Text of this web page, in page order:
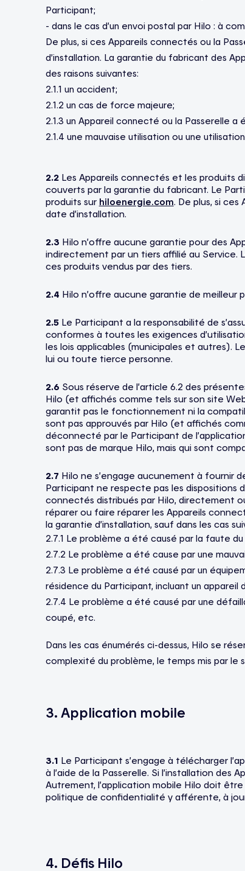
Participant;
- dans le cas d’un envoi postal par Hilo : à
De plus, si ces Appareils connectés ou la
d’installation. La garantie du fabricant des
des raisons suivantes:
2.1.1 un accident;
2.1.2 un cas de force majeure;
2.1.3 un Appareil connecté ou la Passerelle a
2.1.4 une mauvaise utilisation ou une
2.2Les Appareils connectés et les produits
couverts par la garantie du fabricant. Le
produits sur hiloenergie.com. De plus, si
date d’installation.
2.3 Hilo n’offre aucune garantie pour des
indirectement par un tiers affilié au Service.
ces produits vendus par des tiers.
2.4 Hilo n’offre aucune garantie de meilleur
2.5Le Participant a la responsabilité de
conformes à toutes les exigences
les lois applicables (municipales et autres).
lui ou toute tierce personne.
2.6 Sous réserve de l’article 6.2 des
Hilo (et affichés comme tels sur son site
garantit pas le fonctionnement ni la
sont pas approuvés par Hilo (et affichés
déconnecté par le Participant de
sont pas de marque Hilo, mais qui sont
2.7 Hilo ne s’engage aucunement à fournir
Participant ne respecte pas les dispositions
connectés distribués par Hilo, directement
réparer ou faire réparer les Appareils
la garantie d’installation, sauf dans les cas
2.7.1 Le problème a été causé par la faute
2.7.2 Le problème a été cause par une
2.7.3 Le problème a été causé par un
résidence du Participant, incluant un appareil
2.7.4 Le problème a été causé par une
coupé, etc.
Dans les cas énumérés ci-dessus, Hilo se
complexité du problème, le temps mis par
3. Application mobile
3.1 Le Participant s’engage à télécharger
à l’aide de la Passerelle. Si l’installation
Autrement, l’application mobile Hilo doit
politique de confidentialité y afférente, à
4. Défis Hilo